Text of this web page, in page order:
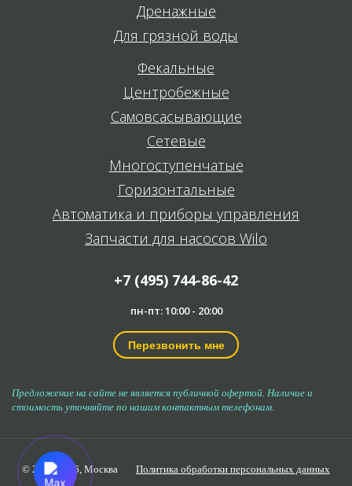
Дренажные
Для грязной воды
Фекальные
Центробежные
Самовсасывающие
Сетевые
Многоступенчатые
Горизонтальные
Автоматика и приборы управления
Запчасти для насосов Wilo
+7 (495) 744-86-42
пн-пт: 10:00 - 20:00
Перезвонить мне
Предложение на сайте не является публичной офертой. Наличие и
стоимость уточняйте по нашим контактным телефонам.
© 2006-2026, Москва
Политика обработки персональных данных